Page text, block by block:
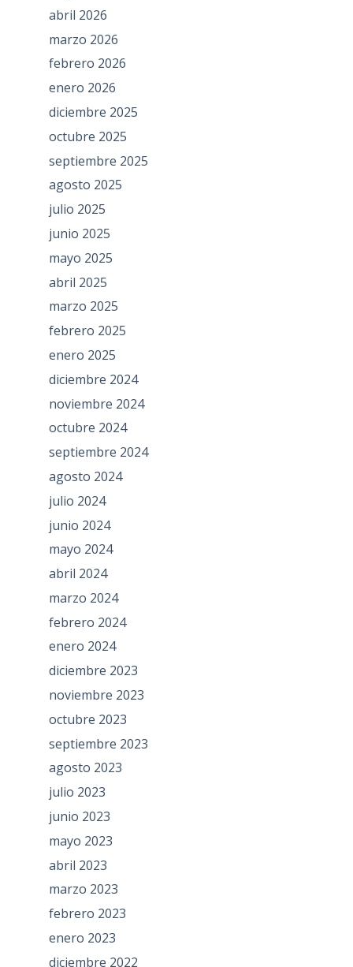
abril 2026
marzo 2026
febrero 2026
enero 2026
diciembre 2025
octubre 2025
septiembre 2025
agosto 2025
julio 2025
junio 2025
mayo 2025
abril 2025
marzo 2025
febrero 2025
enero 2025
diciembre 2024
noviembre 2024
octubre 2024
septiembre 2024
agosto 2024
julio 2024
junio 2024
mayo 2024
abril 2024
marzo 2024
febrero 2024
enero 2024
diciembre 2023
noviembre 2023
octubre 2023
septiembre 2023
agosto 2023
julio 2023
junio 2023
mayo 2023
abril 2023
marzo 2023
febrero 2023
enero 2023
diciembre 2022